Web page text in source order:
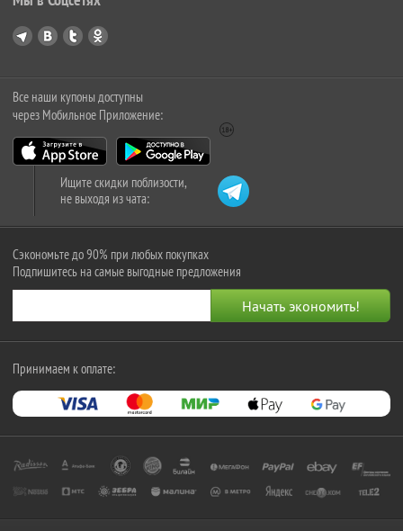
Все наши купоны доступны
через Мобильное Приложение:
Ищите скидки поблизости,
не выходя из чата:
Сэкономьте до 90% при любых покупках
Подпишитесь на самые выгодные предложения
Принимаем к оплате: